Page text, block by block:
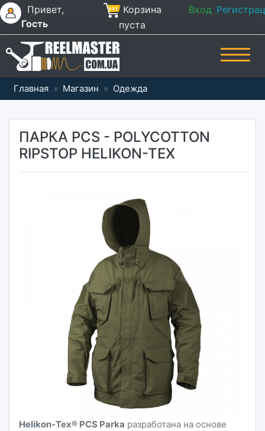
Привет,
Гость
Корзина
пуста
Вход
Главная » Магазин » Одежда
ПАРКА PCS - POLYCOTTON
RIPSTOP HELIKON-TEX
Helikon-Tex® PCS Parka разработана на основе